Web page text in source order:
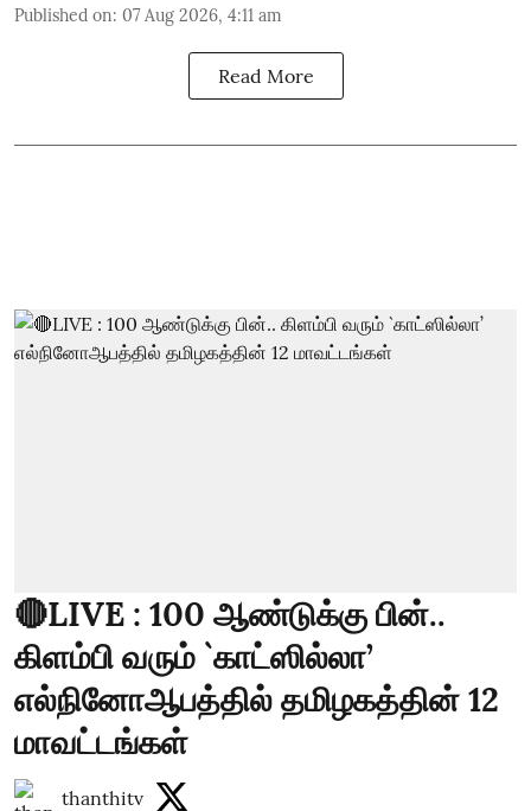
Published on: 07 Aug 2026, 4:11 am
Read More
🔴LIVE : 100 ஆண்டுக்கு பின்..
கிளம்பி வரும் `காட்ஸில்லா’
எல்நினோஆபத்தில் தமிழகத்தின் 12
மாவட்டங்கள்
thanthitv